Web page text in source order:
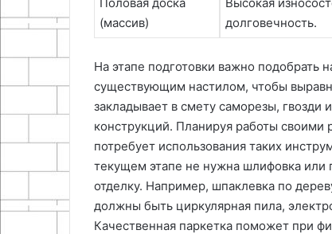
(массив)
долговечность.
На этапе подготовки важно подобрать
существующим настилом, чтобы
закладывает в смету саморезы,
конструкций. Планируя работы своими
потребует использования таких
текущем этапе не нужна шлифовка или
отделку. Например, шпаклевка по
должны быть циркулярная пила,
Качественная паркетка поможет при